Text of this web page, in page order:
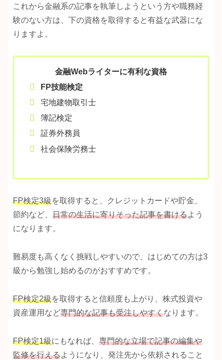
これから金融系の記事を執筆しようという方や職務経
験のない方は、下の資格を取得すると有益な武器にな
りますよ。
金融Webライターに有利な資格
FP技能検定
宅地建物取引士
簿記検定
証券外務員
社会保険労務士
FP検定3級を取得すると、クレジットカードや貯金、
節約など、 日常の生活に寄りそった記事を書けるよう
になります。
難易度も高くなく挑戦しやすいので、はじめての方は3
級から勉強し始めるのがおすすめです。
FP検定2級を取得すると信頼度も上がり、株式投資や
資産運用など専門的な記事も受注しやすくなります。
FP検定1級にもなれば、 専門的な立場で記事の編集や
監修を行えるようになり、発注先から依頼されること